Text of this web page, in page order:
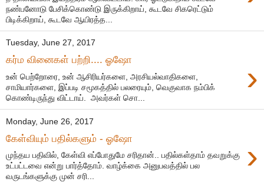
நண்பனோடு பேசிக்கொண்டு இருக்கிறாய், கூடவே சிகரெட்டும்
பிடிக்கிறாய், கூடவே ஆயிரத்த...
Tuesday, June 27, 2017
கர்ம வினைகள் பற்றி.... ஓஷோ ›
உன் பெற்றோரை, உன் ஆசிரியர்களை, அரசியல்வாதிகளை,
சாமியார்களை, இப்படி சமூகத்தில் பலரையும், வெகுவாக நம்பிக்
கொண்டிருந்து விட்டாய். அவர்கள் சொ...
Monday, June 26, 2017
கேள்வியும் பதில்களும் - ஓஷோ ›
முந்தய பதிவில், கேள்வி எப்போதுமே சரிதான்.. பதில்கள்தாம் தவறுக்கு
உட்பட்டவை என்று பார்த்தோம். வாழ்க்கை அனுபவத்தில் பல
வருடங்களுக்கு முன் சரி...